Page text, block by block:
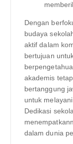
Dengan
budaya
aktif dalam
bertujuan
akademis
bertanggung
untuk
Dedikasi
dalam dunia